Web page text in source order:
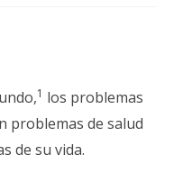
1 los problemas
problemas de salud
de su vida.